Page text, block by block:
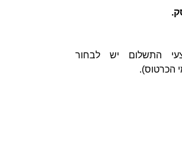
התשלום יש לבחור
הכרטוס).